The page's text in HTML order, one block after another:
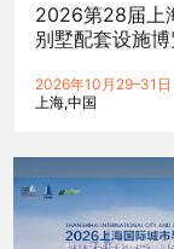
2026第28届上
别墅配套设施
2026年10月29–31日
上海 中国